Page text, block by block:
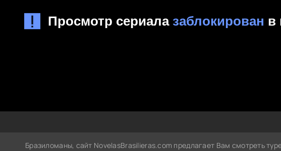
Бразиломаны, сайт NovelasBrasilieras.com предлагает Вам смотреть